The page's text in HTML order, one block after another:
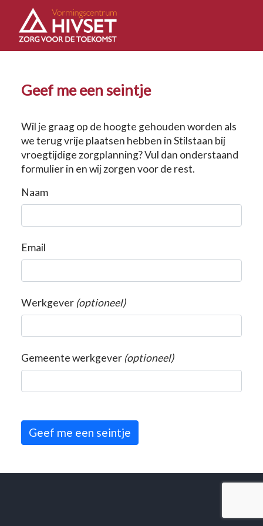
Geef me een seintje
Wil je graag op de hoogte gehouden worden als
we terug vrije plaatsen hebben in Stilstaan bij
vroegtijdige zorgplanning? Vul dan onderstaand
formulier in en wij zorgen voor de rest.
Naam
Email
Werkgever (optioneel)
Gemeente werkgever (optioneel)
Geef me een seintje